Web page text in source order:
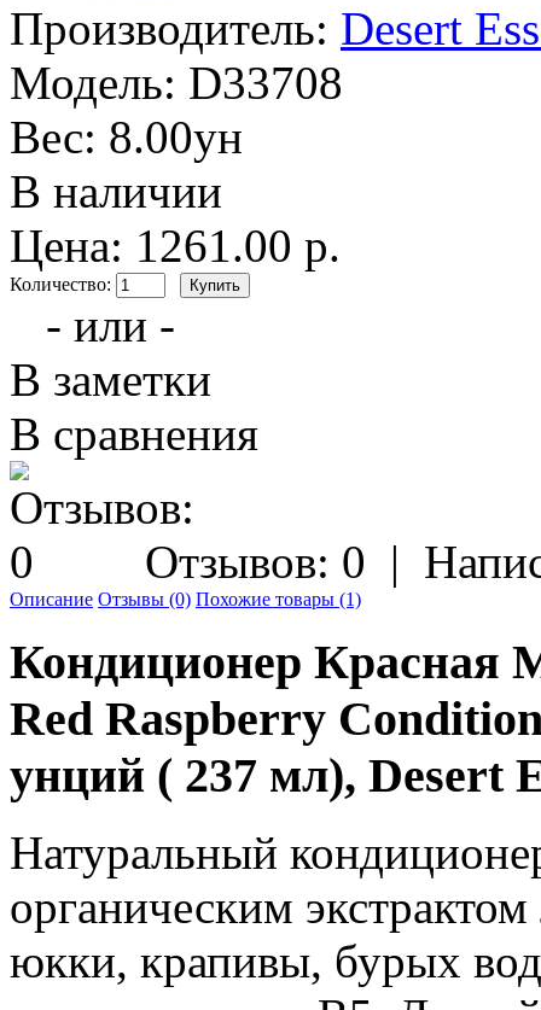
Производитель: Desert
Модель: D33708
Вес: 8.00ун
В наличии
Цена: 1261.00 р.
Количество:
- или -
В заметки
В сравнения
Отзывов: 0 |
Описание Отзывы (0) Похожие товары (1)
Кондиционер Красная
Red Raspberry
унций ( 237 мл), Desert
Натуральный
органическим
юкки, крапивы, бурых